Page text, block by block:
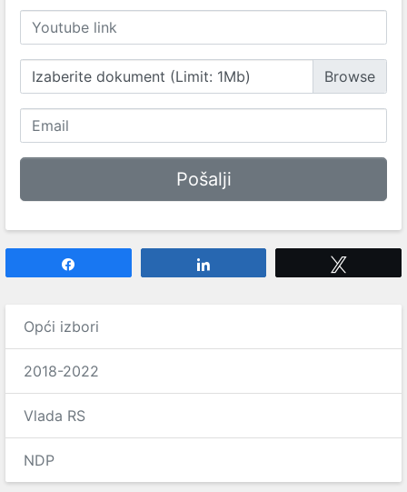
Izaberite dokument (Limit: 1Mb)
Opći izbori
2018-2022
Vlada RS
NDP